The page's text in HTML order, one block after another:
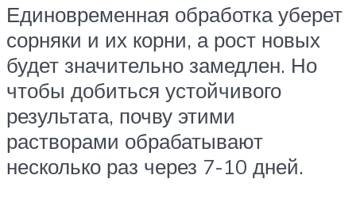
Единовременная обработка уберет
сорняки и их корни, а рост новых
будет значительно замедлен. Но
чтобы добиться устойчивого
результата, почву этими
растворами обрабатывают
несколько раз через 7-10 дней.